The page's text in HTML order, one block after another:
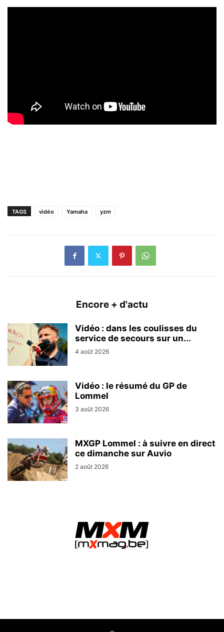
TAGS vidéo Yamaha yzm
Encore + d'actu
Vidéo : dans les coulisses du
service de secours sur un...
4 août 2026
Vidéo : le résumé du GP de
Lommel
3 août 2026
MXGP Lommel : à suivre en direct
ce dimanche sur Auvio
2 août 2026